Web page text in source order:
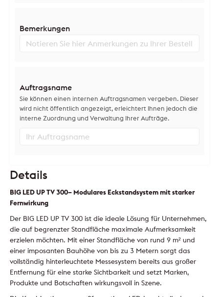
Bemerkungen
Auftragsname
Sie können einen internen Auftragsnamen vergeben. Dieser
wird nicht öffentlich angezeigt, erleichtert Ihnen jedoch die
interne Zuordnung und Verwaltung Ihrer Aufträge.
Details
BIG LED UP TV 300– Modulares Eckstandsystem mit starker
Fernwirkung
Der BIG LED UP TV 300 ist die ideale Lösung für Unternehmen,
die auf begrenzter Standfläche maximale Aufmerksamkeit
erzielen möchten. Mit einer Standfläche von rund 9 m² und
einer imposanten Bauhöhe von bis zu 3 Metern sorgt das
vollständig hinterleuchtete Messesystem bereits aus großer
Entfernung für eine starke Sichtbarkeit und setzt Marken,
Produkte und Botschaften wirkungsvoll in Szene.